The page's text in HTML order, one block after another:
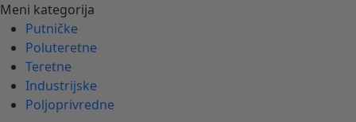
Meni kategorija
Putničke
Poluteretne
Teretne
Industrijske
Poljoprivredne